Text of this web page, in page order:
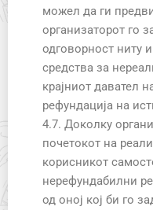
можел да ги
организаторот го
одговорност ниту
средства за
крајниот давател
рефундација на
4.7. Доколку
почетокот на
корисникот
нерефундабилни
од оној кој би го